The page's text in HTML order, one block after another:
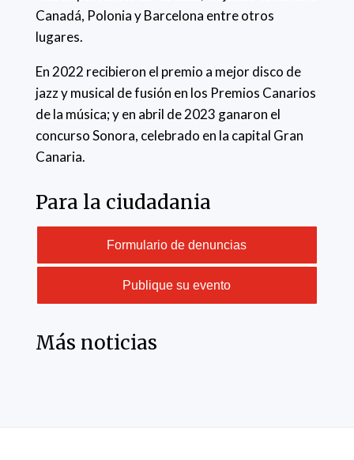
Canadá, Polonia y Barcelona entre otros
lugares.
En 2022 recibieron el premio a mejor disco de
jazz y musical de fusión en los Premios Canarios
de la música; y en abril de 2023 ganaron el
concurso Sonora, celebrado en la capital Gran
Canaria.
Para la ciudadania
Formulario de denuncias
Publique su evento
Más noticias